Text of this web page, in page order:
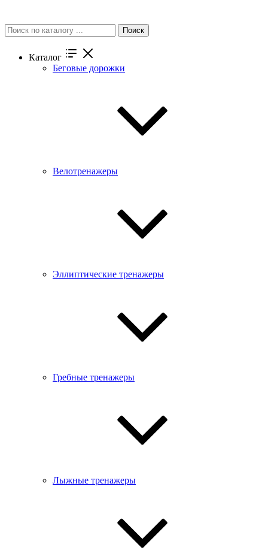
Поиск
Каталог
Беговые дорожки
Велотренажеры
Эллиптические тренажеры
Гребные тренажеры
Лыжные тренажеры